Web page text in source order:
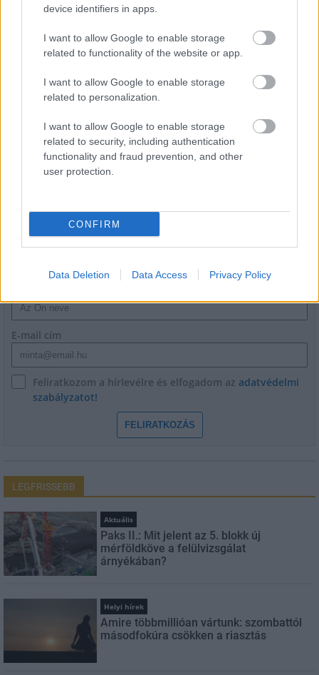
device identifiers in apps.
I want to allow Google to enable storage
related to functionality of the website or app.
I want to allow Google to enable storage
related to personalization.
I want to allow Google to enable storage
related to security, including authentication
functionality and fraud prevention, and other
user protection.
CONFIRM
Data Deletion Data Access Privacy Policy
Miért kulcsfontosságú a korszerű légtechnika az
egészségügyi intézményekben?
HÍRLEVÉL
E-mail cím
Feliratkozom a hírlevélre és elfogadom az adatvédelmi
szabályzatot!
FELIRATKOZÁS
LEGFRISSEBB
Aktuális
Paks II.: Mit jelent az 5. blokk új
mérföldköve a felülvizsgálat
árnyékában?
Helyi hírek
Amire többmillióan vártunk: szombattól
másodfokúra csökken a riasztás